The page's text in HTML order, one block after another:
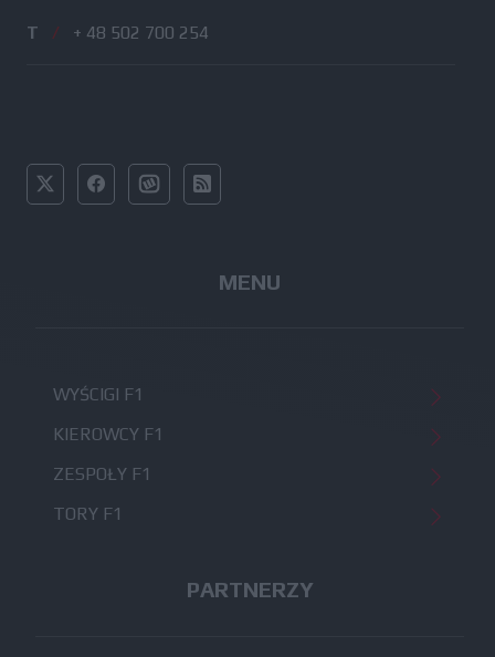
T / + 48 502 700 254
MENU
WYŚCIGI F1
KIEROWCY F1
ZESPOŁY F1
TORY F1
PARTNERZY